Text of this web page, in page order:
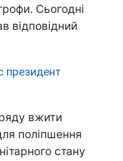
Сьогодні
відповідний
президент
вжити
поліпшення
стану